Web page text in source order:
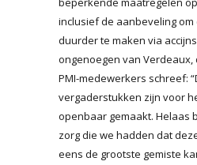
inclusief de aanbeveling om
duurder te maken via
ongenoegen van Verdeaux,
PMI-medewerkers schreef:
vergaderstukken zijn voor
openbaar gemaakt. Helaas
zorg die we hadden dat
eens de grootste gemiste